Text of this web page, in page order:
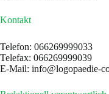
Kontakt
Telefon: 066269999033
Telefax: 066269999039
E-Mail: info@logopaedie-